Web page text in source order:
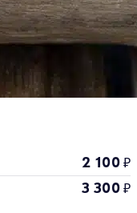
2 100₽
3 300₽